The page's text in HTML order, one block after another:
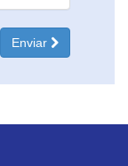
Enviar